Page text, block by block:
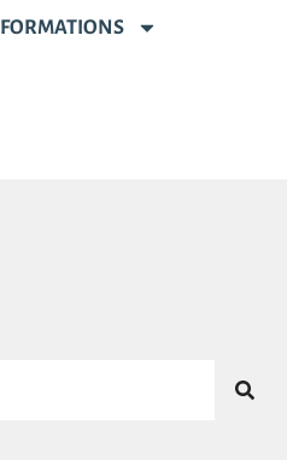
FORMATIONS